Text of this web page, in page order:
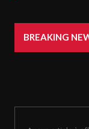
BREAKING